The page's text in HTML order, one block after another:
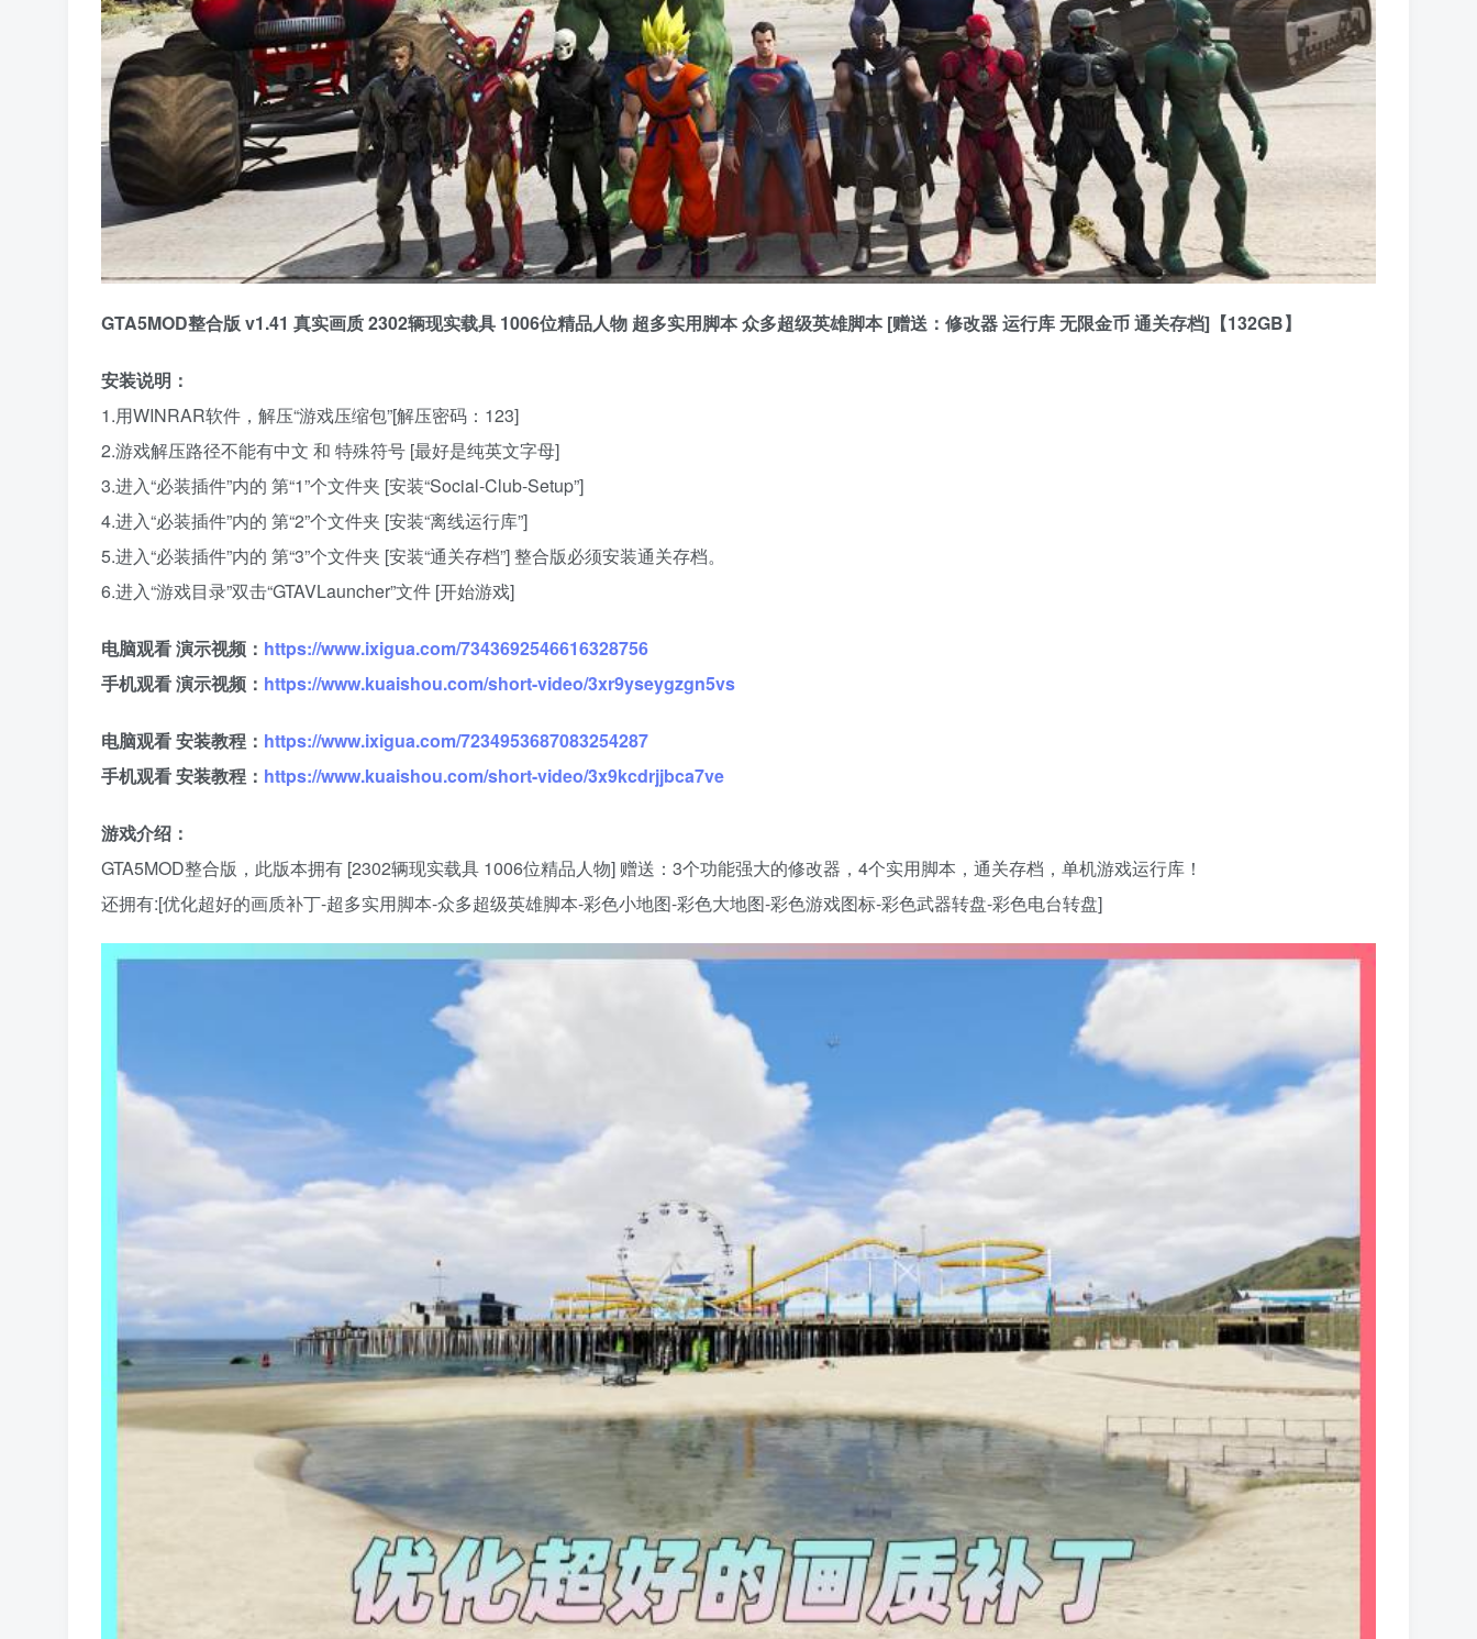
GTA5MOD整合版 v1.41 真实画质 2302辆现实载具 1006位精品人物 超多实用脚本 众多超级英雄脚本 [赠送：修改器 运行库 无限金币 通关存档]【132GB】
安装说明：
1.用WINRAR软件，解压“游戏压缩包”[解压密码：123]
2.游戏解压路径不能有中文 和 特殊符号 [最好是纯英文字母]
3.进入“必装插件”内的 第“1”个文件夹 [安装“Social-Club-Setup”]
4.进入“必装插件”内的 第“2”个文件夹 [安装“离线运行库”]
5.进入“必装插件”内的 第“3”个文件夹 [安装“通关存档”] 整合版必须安装通关存档。
6.进入“游戏目录”双击“GTAVLauncher”文件 [开始游戏]
电脑观看 演示视频： https://www.ixigua.com/7343692546616328756
手机观看 演示视频： https://www.kuaishou.com/short-video/3xr9yseygzgn5vs
电脑观看 安装教程： https://www.ixigua.com/7234953687083254287
手机观看 安装教程： https://www.kuaishou.com/short-video/3x9kcdrjjbca7ve
游戏介绍：
GTA5MOD整合版，此版本拥有 [2302辆现实载具 1006位精品人物] 赠送：3个功能强大的修改器，4个实用脚本，通关存档，单机游戏运行库！
还拥有:[优化超好的画质补丁-超多实用脚本-众多超级英雄脚本-彩色小地图-彩色大地图-彩色游戏图标-彩色武器转盘-彩色电台转盘]